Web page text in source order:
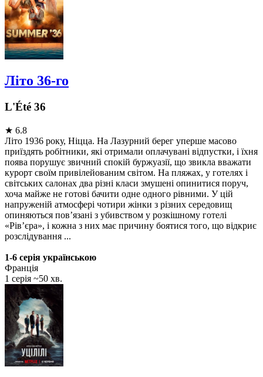
Літо 36-го
L'Été 36
★ 6.8
Літо 1936 року, Ніцца. На Лазурний берег уперше масово
приїздять робітники, які отримали оплачувані відпустки, і їхня
поява порушує звичний спокій буржуазії, що звикла вважати
курорт своїм привілейованим світом. На пляжах, у готелях і
світських салонах два різні класи змушені опинитися поруч,
хоча майже не готові бачити одне одного рівними. У цій
напруженій атмосфері чотири жінки з різних середовищ
опиняються пов’язані з убивством у розкішному готелі
«Рів’єра», і кожна з них має причину боятися того, що відкриє
розслідування ...
1-6 серія українською
Франція
1 серія ~50 хв.